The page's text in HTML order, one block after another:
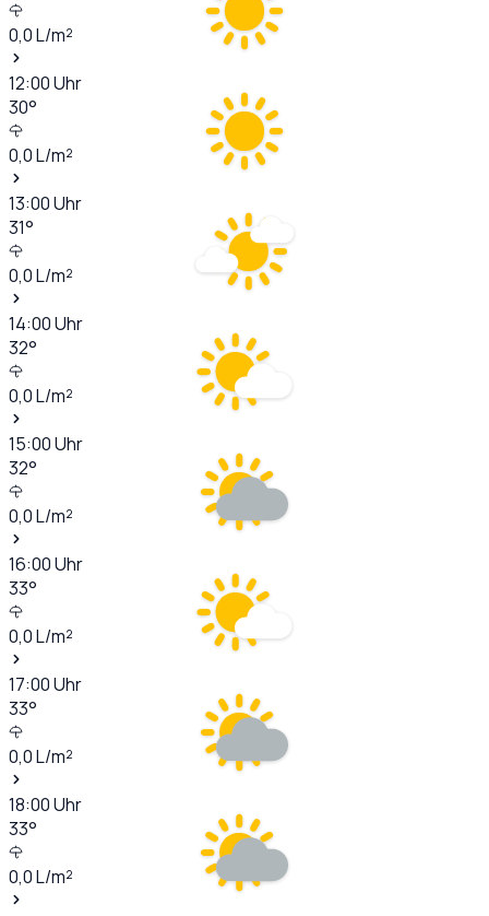
0,0L/m²
12:00Uhr
30°
0,0L/m²
13:00Uhr
31°
0,0L/m²
14:00Uhr
32°
0,0L/m²
15:00Uhr
32°
0,0L/m²
16:00Uhr
33°
0,0L/m²
17:00Uhr
33°
0,0L/m²
18:00Uhr
33°
0,0L/m²